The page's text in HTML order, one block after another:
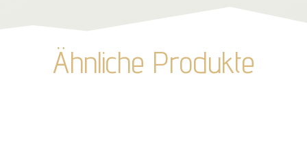
Ähnliche Produkte